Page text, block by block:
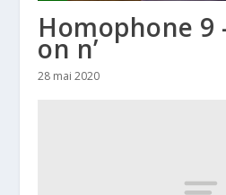
Homophone 9
on n’
28 mai 2020